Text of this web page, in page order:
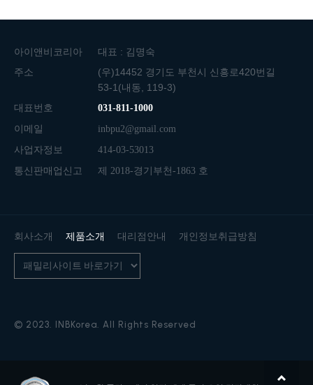
아이앤비코리아
대표 : 김명숙
주소
(우)14452 경기도 부천시 신흥로420번길
53-1(내동, 119-3)
대표번호
031-811-1000
이메일 inbpu2@gmail.com
사업자정보 414-03-53013
통신판매업신고 제 2018-경기부천-1863 호
회사소개 제품소개 대리점안내 개인정보취급방침
© 2023. INBKorea. All Rights Reserved